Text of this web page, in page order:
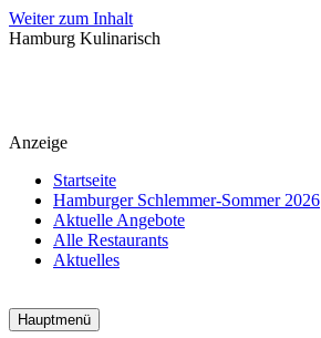
Weiter zum Inhalt
Hamburg Kulinarisch
Anzeige
Startseite
Hamburger Schlemmer-Sommer 2026
Aktuelle Angebote
Alle Restaurants
Aktuelles
Hauptmenü